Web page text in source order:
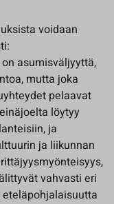
voidaan
asumisväljyyttä,
mutta joka
pelaavat
löytyy
ja
ja liikunnan
vahvasti eri